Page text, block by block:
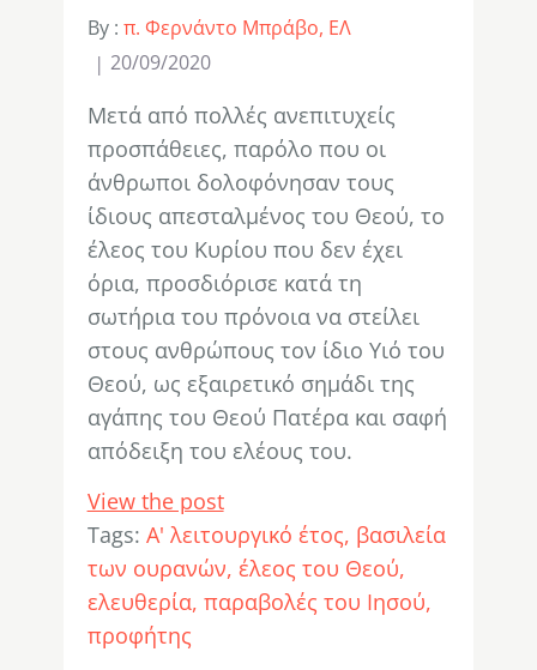
By : π. Φερνάντο Μπράβο, ΕΛ
20/09/2020
Μετά από πολλές ανεπιτυχείς
προσπάθειες, παρόλο που οι
άνθρωποι δολοφόνησαν τους
ίδιους απεσταλμένος του Θεού, το
έλεος του Κυρίου που δεν έχει
όρια, προσδιόρισε κατά τη
σωτήρια του πρόνοια να στείλει
στους ανθρώπους τον ίδιο Υιό του
Θεού, ως εξαιρετικό σημάδι της
αγάπης του Θεού Πατέρα και σαφή
απόδειξη του ελέους του.
View the post
Tags: Α' λειτουργικό έτος βασιλεία
των ουρανών έλεος του Θεού
ελευθερία παραβολές του Ιησού
προφήτης